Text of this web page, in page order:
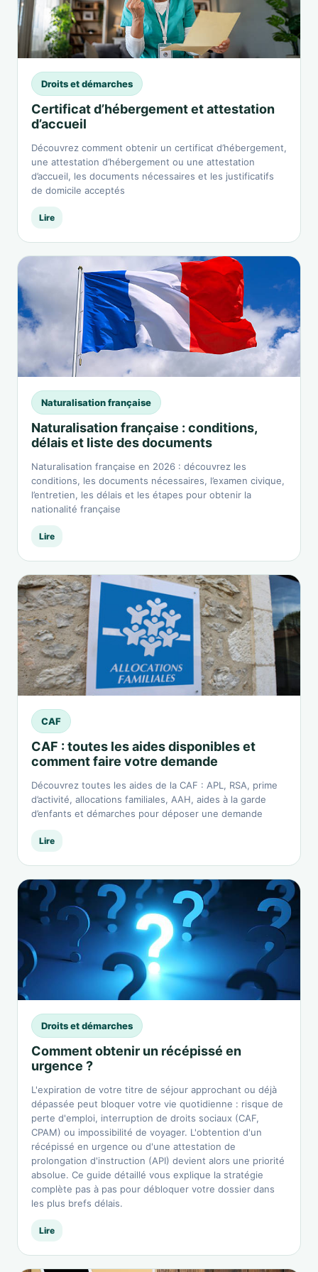
Droits et démarches
Certificat d’hébergement et attestation
d’accueil
Découvrez comment obtenir un certificat d’hébergement,
une attestation d’hébergement ou une attestation
d’accueil, les documents nécessaires et les justificatifs
de domicile acceptés
Lire
Naturalisation française
Naturalisation française : conditions,
délais et liste des documents
Naturalisation française en 2026 : découvrez les
conditions, les documents nécessaires, l’examen civique,
l’entretien, les délais et les étapes pour obtenir la
nationalité française
Lire
CAF
CAF : toutes les aides disponibles et
comment faire votre demande
Découvrez toutes les aides de la CAF : APL, RSA, prime
d’activité, allocations familiales, AAH, aides à la garde
d’enfants et démarches pour déposer une demande
Lire
Droits et démarches
Comment obtenir un récépissé en
urgence ?
L'expiration de votre titre de séjour approchant ou déjà
dépassée peut bloquer votre vie quotidienne : risque de
perte d'emploi, interruption de droits sociaux (CAF,
CPAM) ou impossibilité de voyager. L'obtention d'un
récépissé en urgence ou d'une attestation de
prolongation d'instruction (API) devient alors une priorité
absolue. Ce guide détaillé vous explique la stratégie
complète pas à pas pour débloquer votre dossier dans
les plus brefs délais.
Lire